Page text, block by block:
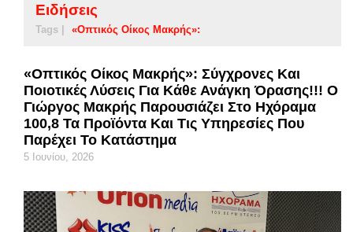
Ειδήσεις
Tags | «Οπτικός Οίκος Μακρής»:
«Οπτικός Οίκος Μακρής»: Σύγχρονες Και
Ποιοτικές Λύσεις Για Κάθε Ανάγκη Όρασης!!! Ο
Γιώργος Μακρής Παρουσιάζει Στο Ηχόραμα
100,8 Τα Προϊόντα Και Τις Υπηρεσίες Που
Παρέχει Το Κατάστημα
5 Ιουνίου, 2026